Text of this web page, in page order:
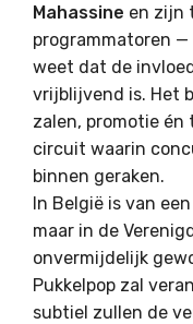
Mahassine en zijn
programmatoren
weet dat de
vrijblijvend is. Het
zalen, promotie én
circuit waarin
binnen geraken.
In België is van
maar in de
onvermijdelijk
Pukkelpop zal
subtiel zullen de